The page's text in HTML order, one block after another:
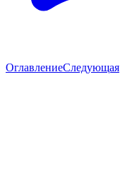
ОглавлениеСледующая